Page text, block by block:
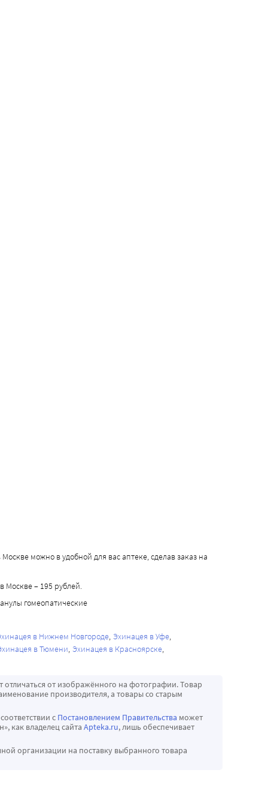
можно в удобной для вас аптеке, сделав заказ на
Москве – 195 рублей.
гомеопатические
в Нижнем Новгороде Эхинацея в Уфе
в Тюмени Эхинацея в Красноярске
от изображённого на фотографии. Товар
производителя, а товары со старым
с Постановлением Правительства может
как владелец сайта Apteka.ru, лишь обеспечивает
организации на поставку выбранного товара